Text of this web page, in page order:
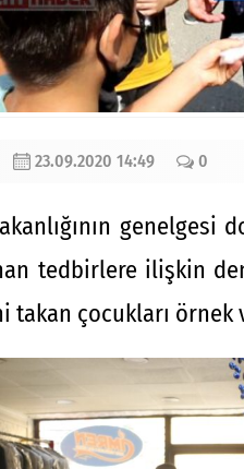
23.09.2020 14:49 0
genelgesi
tedbirlere ilişkin
takan çocukları